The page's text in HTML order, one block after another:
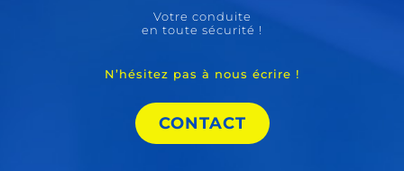
Votre conduite
en toute sécurité !
N’hésitez pas à nous écrire !
CONTACT